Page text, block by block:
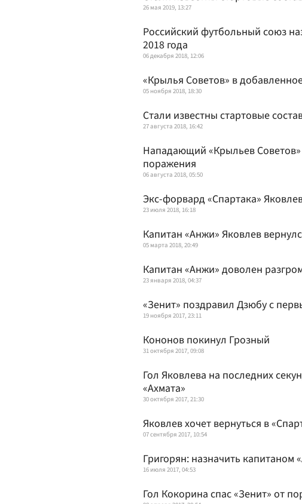
26 мая 2019, 13:27
Российский футбольный союз
2018 года
06 декабря 2018, 12:06
«Крылья Советов» в
05 ноября 2018, 18:30
Стали известны стартовые
27 августа 2018, 16:42
Нападающий «Крыльев
поражения
06 августа 2018, 05:50
Экс-форвард «Спартака»
23 июля 2018, 16:18
Капитан «Анжи» Яковлев
05 марта 2018, 20:49
Капитан «Анжи» доволен
23 января 2018, 04:37
«Зенит» поздравил Дзюбу с
19 ноября 2017, 23:11
Кононов покинул Грозный
31 октября 2017, 09:08
Гол Яковлева на последних
«Ахмата»
30 октября 2017, 21:30
Яковлев хочет вернуться в
07 сентября 2017, 10:54
Григорян: назначить
16 июля 2017, 04:53
Гол Кокорина спас «Зенит» от